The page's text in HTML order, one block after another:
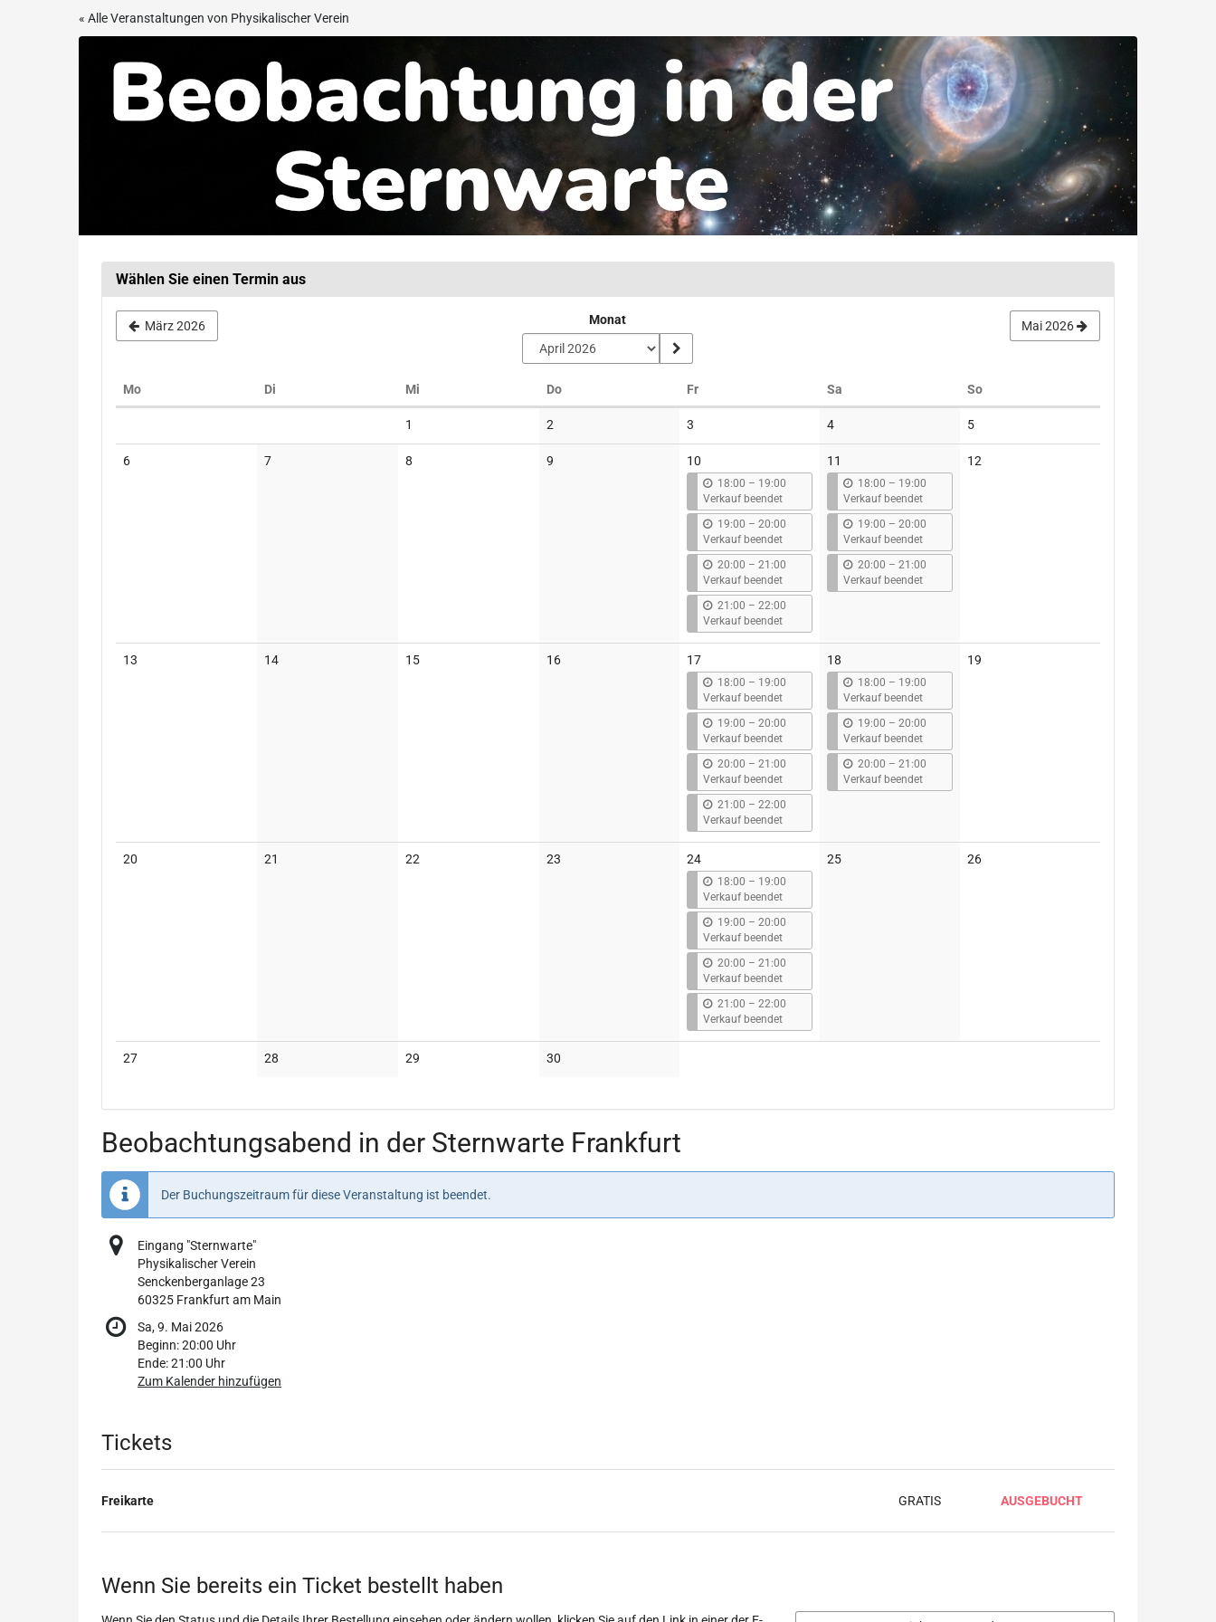
« Alle Veranstaltungen von Physikalischer Verein
Beobachtungsabend
der
Wählen Sie einen Termin aus
März 2026 Monat Mai 2026
MoMontag Di Mi DoDonnerstag FrFreitag Sa SoSonntag
1
Veranstaltungen
2
Veranstaltungen
3
Veranstaltungen
4Keine
Veranstaltungen
5Keine
Veranstaltungen
6Keine
7Keine
8 9 10
18:00 – b
i
s
19:00
Verkauf beendet
19:00 – b
i
s
20:00
Verkauf beendet
20:00 – b
i
s
21:00
Verkauf beendet
21:00 – b
i
s
22:00
Verkauf beendet
11
18:00 – b
i
s
19:00
Verkauf beendet
19:00 – b
i
s
20:00
Verkauf beendet
20:00 – b
i
s
21:00
Verkauf beendet
12
13 14Keine
15Keine
16Keine
17
18:00 – b
i
s
19:00
Verkauf beendet
19:00 – b
i
s
20:00
Verkauf beendet
20:00 – b
i
s
21:00
Verkauf beendet
21:00 – b
i
s
22:00
Verkauf beendet
18
18:00 – b
i
s
19:00
Verkauf beendet
19:00 – b
i
s
20:00
Verkauf beendet
20:00 – b
i
s
21:00
Verkauf beendet
19
20 21 22 23 24
18:00 – b
i
s
19:00
Verkauf beendet
19:00 – b
i
s
20:00
Verkauf beendet
20:00 – b
i
s
21:00
Verkauf beendet
21:00 – b
i
s
22:00
Verkauf beendet
25Keine
26Keine
27Keine
28 29 30
Beobachtungsabend in der Sternwarte Frankfurt
Der Buchungszeitraum für diese Veranstaltung ist beendet.
Eingang "Sternwarte"
Physikalischer Verein
Senckenberganlage 23
60325 Frankfurt am Main
Sa, 9. Mai 2026
Beginn:20:00 Uhr
Ende:21:00 Uhr
Zum Kalender hinzufügen
Produkte
Tickets
Freikarte GRATIS AUSGEBUCHT
Wenn Sie bereits ein Ticket bestellt haben